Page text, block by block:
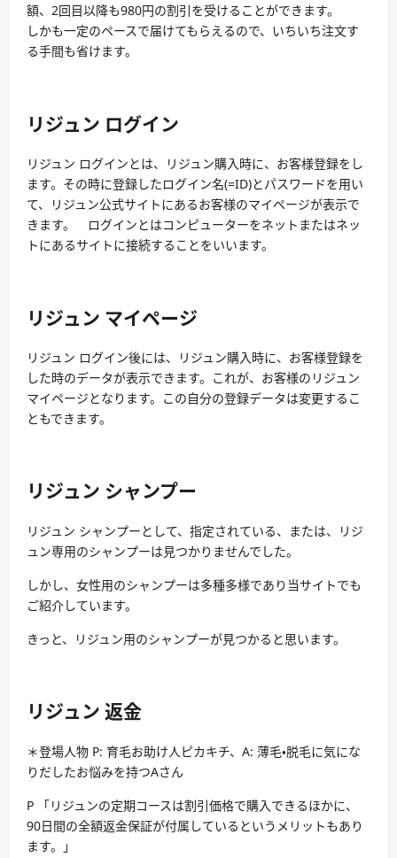
額、2回目以降も980円の割引を受けることができます。
しかも一定のペースで届けてもらえるので、いちいち注文す
る手間も省けます。
リジュン ログイン
リジュン ログインとは、リジュン購入時に、お客様登録をし
ます。その時に登録したログイン名(=ID)とパスワードを用い
て、リジュン公式サイトにあるお客様のマイページが表示で
きます。 ログインとはコンピューターをネットまたはネッ
トにあるサイトに接続することをいいます。
リジュン マイページ
リジュン ログイン後には、リジュン購入時に、お客様登録を
した時のデータが表示できます。これが、お客様のリジュン
マイページとなります。この自分の登録データは変更するこ
ともできます。
リジュン シャンプー
リジュン シャンプーとして、指定されている、または、リジ
ュン専用のシャンプーは見つかりませんでした。
しかし、女性用のシャンプーは多種多様であり当サイトでも
ご紹介しています。
きっと、リジュン用のシャンプーが見つかると思います。
リジュン 返金
＊登場人物 P: 育毛お助け人ピカキチ、A: 薄毛・脱毛に気にな
りだしたお悩みを持つAさん
P 「リジュンの定期コースは割引価格で購入できるほかに、
90日間の全額返金保証が付属しているというメリットもあり
ます。」